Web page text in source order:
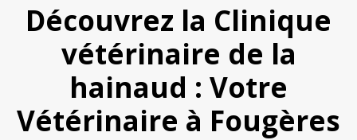
Découvrez la Clinique
vétérinaire de la
hainaud : Votre
Vétérinaire à Fougères